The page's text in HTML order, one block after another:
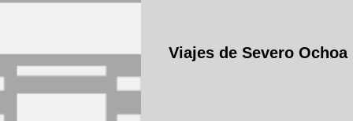
Viajes de Severo Ochoa